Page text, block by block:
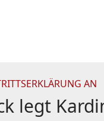
AN
legt